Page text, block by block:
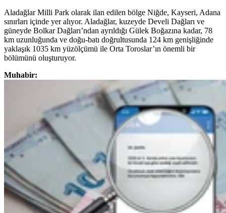
Aladağlar Milli Park olarak ilan edilen bölge Niğde, Kayseri, Adana
sınırları içinde yer alıyor. Aladağlar, kuzeyde Develi Dağları ve
güneyde Bolkar Dağları’ndan ayrıldığı Gülek Boğazına kadar, 78
km uzunluğunda ve doğu-batı doğrultusunda 124 km genişliğinde
yaklaşık 1035 km yüzölçümü ile Orta Toroslar’ın önemli bir
bölümünü oluşturuyor.
Muhabir: